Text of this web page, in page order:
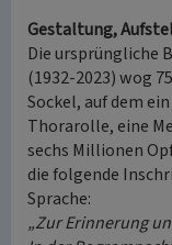
Gestaltung,
Die ursprüngliche
(1932-2023) wog
Sockel, auf dem
Thorarolle, eine
sechs Millionen
die folgende
Sprache:
„Zur Erinnerung